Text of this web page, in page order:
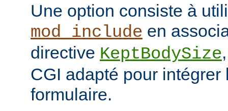
Une option consiste à
mod_include en
directive KeptBodySize
CGI adapté pour
formulaire.